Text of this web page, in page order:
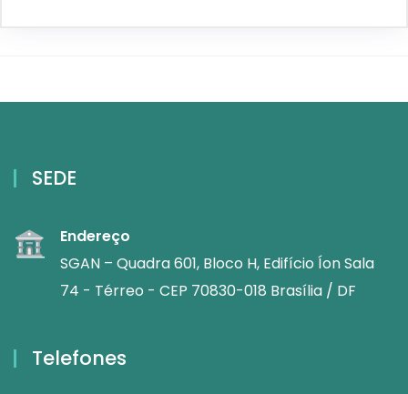
SEDE
Endereço
SGAN – Quadra 601, Bloco H, Edifício Íon Sala
74 - Térreo - CEP 70830-018 Brasília / DF
Telefones